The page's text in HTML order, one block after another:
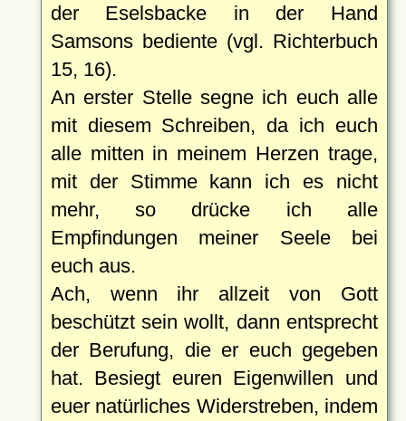
der Eselsbacke in der Hand
Samsons bediente (vgl. Richterbuch
15, 16).
An erster Stelle segne ich euch alle
mit diesem Schreiben, da ich euch
alle mitten in meinem Herzen trage,
mit der Stimme kann ich es nicht
mehr, so drücke ich alle
Empfindungen meiner Seele bei
euch aus.
Ach, wenn ihr allzeit von Gott
beschützt sein wollt, dann entsprecht
der Berufung, die er euch gegeben
hat. Besiegt euren Eigenwillen und
euer natürliches Widerstreben, indem